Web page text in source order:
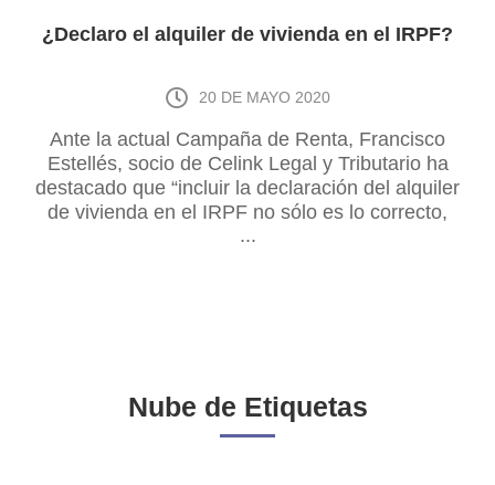
¿Declaro el alquiler de vivienda en el IRPF?
20 DE MAYO 2020
Ante la actual Campaña de Renta, Francisco
Estellés, socio de Celink Legal y Tributario ha
destacado que “incluir la declaración del alquiler
de vivienda en el IRPF no sólo es lo correcto,
sino que en ciertos casos puede ser incluso más
...
Nube de Etiquetas